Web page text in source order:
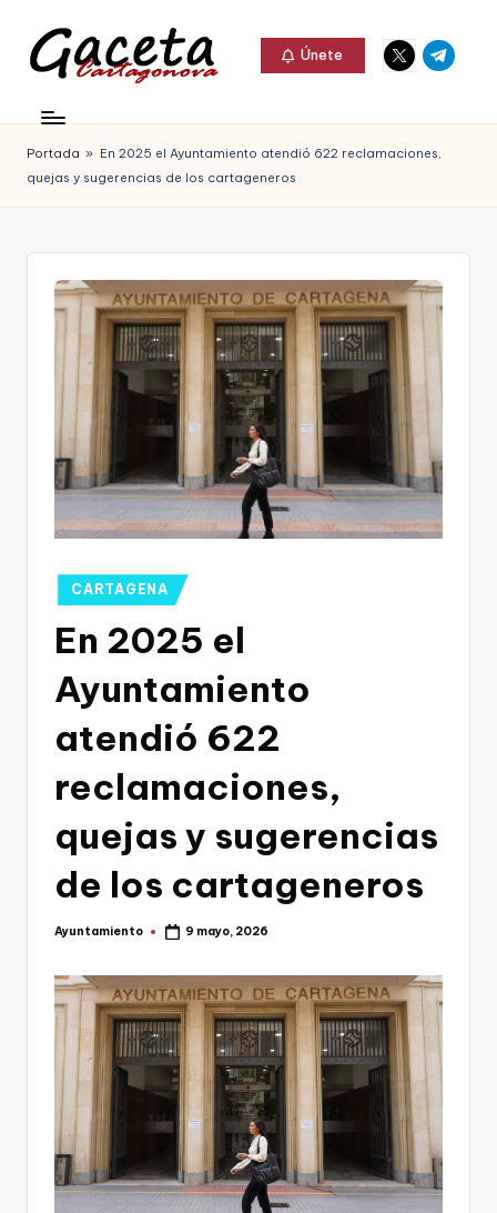
Saltar
contenido
c
e
t
Gaceta
Cartagonova,
La
que
Cartagena,
Cartagena,
Únete
Elemento
del
Elemento
del
Portada » En 2025 el Ayuntamiento atendió 622 reclamaciones,
quejas y sugerencias de los cartageneros
Publicado
en
CARTAGENA
En 2025 el
Ayuntamiento
atendió 622
reclamaciones,
quejas y sugerencias
de los cartageneros
Publicado
Ayuntamiento 9 mayo, 2026